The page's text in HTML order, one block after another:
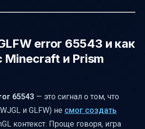
Minecraft и OpenGL
проблему непрофессионалу
error 65543 и как
Minecraft и Prism
65543 — это сигнал о том, что
и GLFW) не смог создать
контекст. Проще говоря, игра